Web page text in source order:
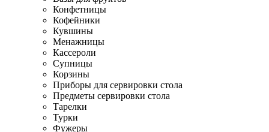
Конфетницы
Кофейники
Кувшины
Менажницы
Кассероли
Супницы
Корзины
Приборы для сервировки стола
Предметы сервировки стола
Тарелки
Турки
Фужеры